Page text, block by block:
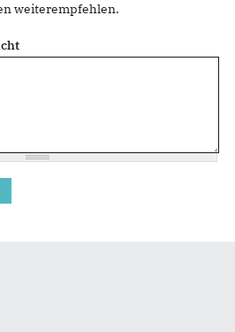
weiterempfehlen.